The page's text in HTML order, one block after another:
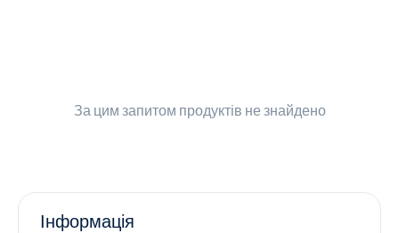
Всі продукти
За цим запитом продуктів не знайдено
Інформація